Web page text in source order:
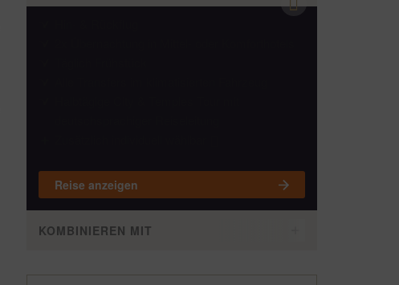
Reise anzeigen
KOMBINIEREN MIT